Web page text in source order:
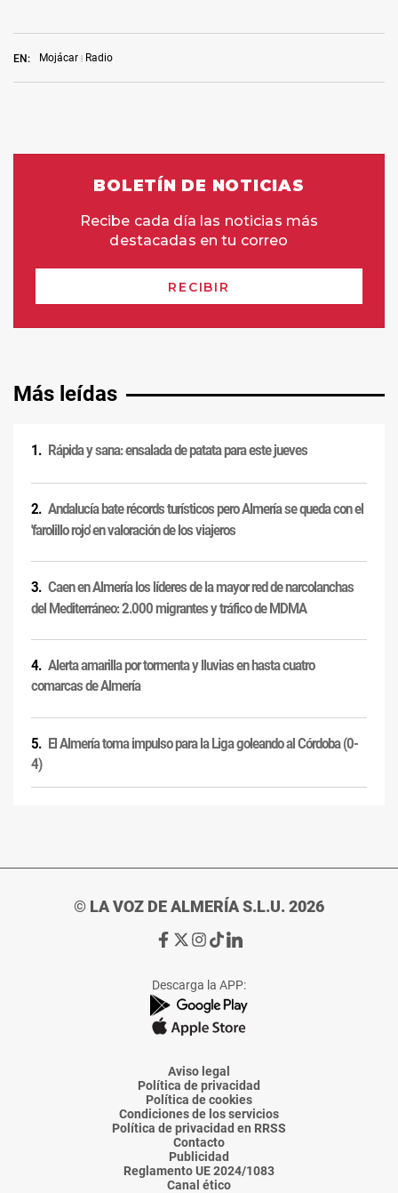
EN: Mojácar Radio
Más leídas
Rápida y sana: ensalada de patata para este jueves
Andalucía bate récords turísticos pero Almería se queda con el
'farolillo rojo' en valoración de los viajeros
Caen en Almería los líderes de la mayor red de narcolanchas
del Mediterráneo: 2.000 migrantes y tráfico de MDMA
Alerta amarilla por tormenta y lluvias en hasta cuatro
comarcas de Almería
El Almería toma impulso para la Liga goleando al Córdoba (0-
4)
© LA VOZ DE ALMERÍA S.L.U. 2026
Ir
de
La
Voz
Almería
Ir
de
La
Voz
Almería
Ir
de
La
Voz
Almería
Ir
de
La
Voz
Almería
Ir
de
La
Voz
Descarga la APP:
Aviso legal
Política de privacidad
Política de cookies
Condiciones de los servicios
Política de privacidad en RRSS
Contacto
Publicidad
Reglamento UE 2024/1083
Canal ético